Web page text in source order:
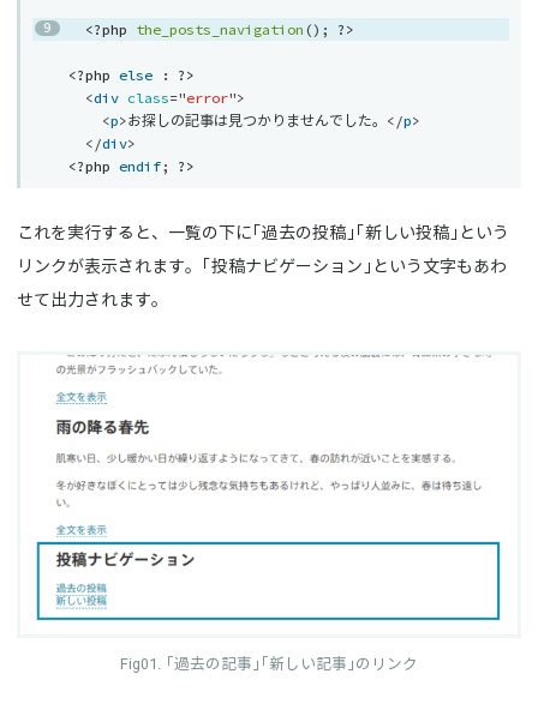
<?php the_posts_navigation () ; ?>
<?php else :
?>
<div class="error">
<p>お探しの記事は見つかりませんでした。 </p>
</div>
<?php endif; ?>
これを実行すると、一覧の下に「過去の投稿」「新しい投稿」という
リンクが表示されます。「投稿ナビゲーション」という文字もあわ
せて出力されます。
「過去の記事」「新しい記事」のリンク